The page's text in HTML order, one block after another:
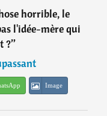
horrible, le
l'idée-mère qui
?”
Image